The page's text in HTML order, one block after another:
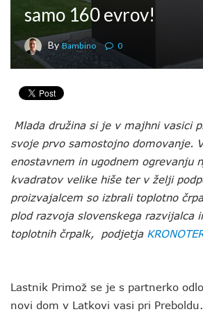
samo 160 evrov!
ByBambino 0
Mlada družina si je v majhni vasici
svoje prvo samostojno domovanje.
enostavnem in ugodnem ogrevanju
kvadratov velike hiše ter v želji
proizvajalcem so izbrali toplotno
plod razvoja slovenskega razvijalca
toplotnih črpalk, podjetja
Lastnik Primož se je s partnerko
novi dom v Latkovi vasi pri